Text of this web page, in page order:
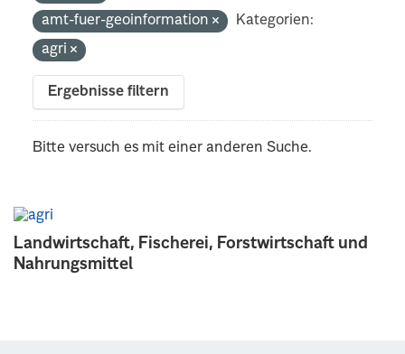
Landwirtschaft, Fischerei, Forstwirtschaft und
Nahrungsmittel
amt-fuer-geoinformation
Kategorien:
agri
Ergebnisse filtern
Bitte versuch es mit einer anderen Suche.